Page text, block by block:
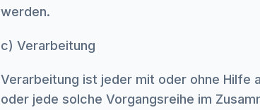
werden.
c) Verarbeitung
Verarbeitung ist jeder mit oder ohne Hilfe
oder jede solche Vorgangsreihe im